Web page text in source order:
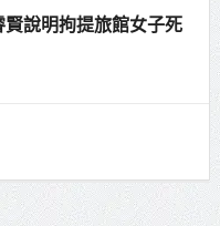
說明拘提旅館女子死